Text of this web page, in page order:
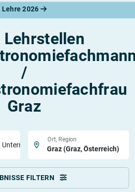
Lehre 2026
Lehrstellen
/
Graz
Ort, Region
FILTERN